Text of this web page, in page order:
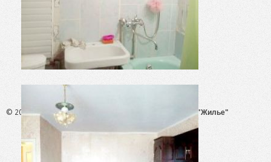
© 2026 - АН "Жилье" ООО "Агентство Недвижимости "Жилье"